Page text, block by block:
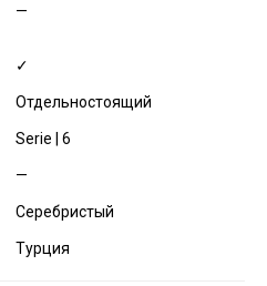
—
✓
Отдельностоящий
Serie | 6
—
Серебристый
Турция